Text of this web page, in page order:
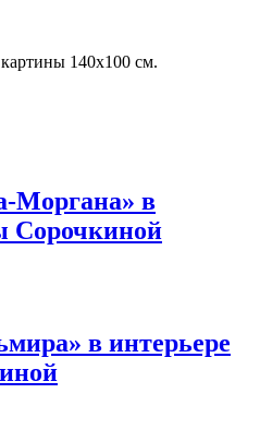
140х100 см.
Моргана» в
Сорочкиной
в интерьере